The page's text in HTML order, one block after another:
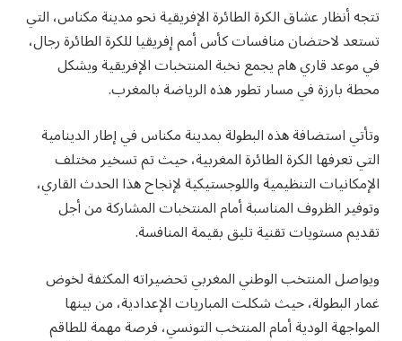
تتجه أنظار عشاق الكرة الطائرة الإفريقية نحو مدينة مكناس، التي
تستعد لاحتضان منافسات كأس أمم إفريقيا للكرة الطائرة رجال،
في موعد قاري هام يجمع نخبة المنتخبات الإفريقية ويشكل
محطة بارزة في مسار تطور هذه الرياضة بالمغرب.
وتأتي استضافة هذه البطولة بمدينة مكناس في إطار الدينامية
التي تعرفها الكرة الطائرة المغربية، حيث تم تسخير مختلف
الإمكانيات التنظيمية واللوجستيكية لإنجاح هذا الحدث القاري،
وتوفير الظروف المناسبة أمام المنتخبات المشاركة من أجل
تقديم مستويات تقنية تليق بقيمة المنافسة.
ويواصل المنتخب الوطني المغربي تحضيراته المكثفة لخوض
غمار البطولة، حيث شكلت المباريات الإعدادية، من بينها
المواجهة الودية أمام المنتخب التونسي، فرصة مهمة للطاقم